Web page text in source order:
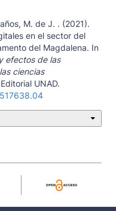
M. de J. . (2021).
en el sector del
del Magdalena. In
efectos de las
ciencias
UNAD.